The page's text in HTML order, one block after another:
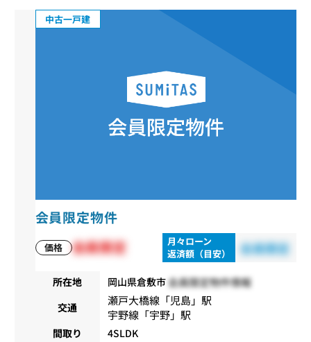
中古一戸建
会員限定物件
価格 会員限定
月々ローン
返済額（目安）
会員限定
所在地 岡山県倉敷市会員限定物件情報
交通 瀬戸大橋線 「児島」駅
宇野線 「宇野」駅
間取り
4SLDK